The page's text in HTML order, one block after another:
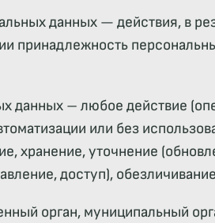
данных — действия, в
принадлежность
данных – любое действие
или без
хранение, уточнение
доступ),
орган, муниципальный